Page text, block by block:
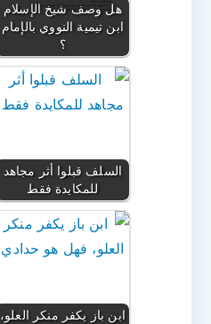
هل وصف شيخ الإسلام
ابن تيمية النووي بالإمام
؟
السلف قبلوا أثر مجاهد
للمكايدة فقط
ابن باز يكفر منكر العلو،